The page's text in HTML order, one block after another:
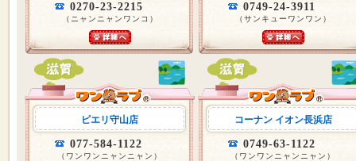
0270-23-2215
（ニャンニャンワンコ）
0749-24-3911
（サンキューワンワン）
ピエリ守山店
077-584-1122
（ワンワンニャンニャン）
コーナン イオン長浜店
0749-63-1122
（ワンワンニャンニャン）